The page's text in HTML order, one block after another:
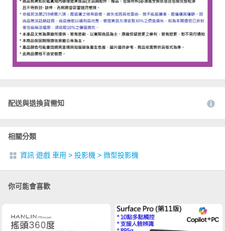
配送與退換貨需知
相關分類
資訊 遊戲 車用 > 投影機 > 微型投影機
你可能會喜歡